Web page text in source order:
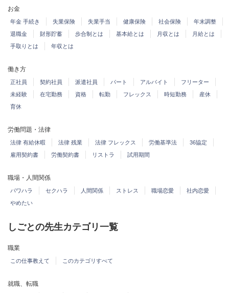
お金
年金 手続き 失業保険 失業手当 健康保険 社会保険
年末調整
退職金
財形貯蓄 歩合制とは 基本給とは 月収とは
月給とは
手取りとは
年収とは
働き方
正社員 契約社員 派遣社員 パート アルバイト
フリーター
未経験
在宅勤務 資格 転勤 フレックス 時短勤務
産休
育休
労働問題・法律
法律 有給休暇 法律 残業 法律 フレックス 労働基準法
36協定
雇用契約書
労働契約書 リストラ 試用期間
職場・人間関係
パワハラ セクハラ 人間関係 ストレス 職場恋愛
社内恋愛
やめたい
しごとの先生カテゴリ一覧
職業
この仕事教えて このカテゴリすべて
就職、転職